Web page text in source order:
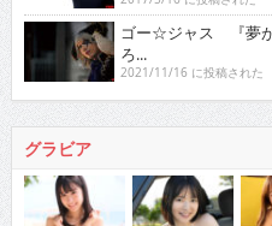
ろ...
2021/11/16 に投稿された
グラビア